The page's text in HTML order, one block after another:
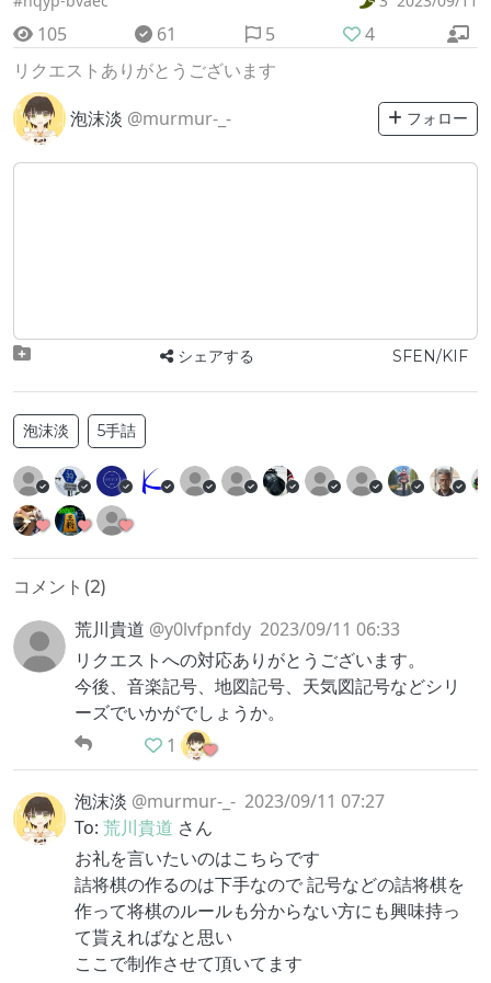
105 61 5
4
リクエストありがとうございます
泡沫淡 @murmur-_- フォロー
シェアする SFEN/KIF
泡沫淡 5手詰
コメント(2)
荒川貴道 @y0lvfpnfdy 2023/09/11 06:33
リクエストへの対応ありがとうございます。
今後、音楽記号、地図記号、天気図記号などシリ
ーズでいかがでしょうか。
1
泡沫淡 @murmur-_- 2023/09/11 07:27
To: 荒川貴道 さん
お礼を言いたいのはこちらです
詰将棋の作るのは下手なので 記号などの詰将棋を
作って将棋のルールも分からない方にも興味持っ
て貰えればなと思い
ここで制作させて頂いてます